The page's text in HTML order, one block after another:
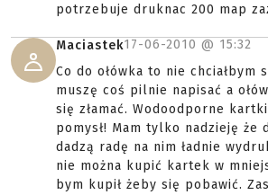
potrzebuje druknac 200 map
Maciastek17-06-2010 @ 15:32
Co do ołówka to nie chciałbym
muszę coś pilnie napisać a
się złamać. Wodoodporne
pomysł! Mam tylko nadzieję że
dadzą radę na nim ładnie
nie można kupić kartek w
bym kupił żeby się pobawić.